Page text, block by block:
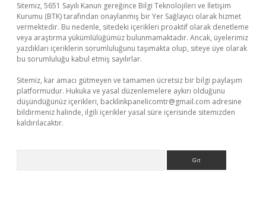
Sitemiz, 5651 Sayılı Kanun gereğince Bilgi Teknolojileri ve İletişim
Kurumu (BTK) tarafından onaylanmış bir Yer Sağlayıcı olarak hizmet
vermektedir. Bu nedenle, sitedeki içerikleri proaktif olarak denetleme
veya araştırma yükümlülüğümüz bulunmamaktadır. Ancak, üyelerimiz
yazdıkları içeriklerin sorumluluğunu taşımakta olup, siteye üye olarak
bu sorumluluğu kabul etmiş sayılırlar.
Sitemiz, kar amacı gütmeyen ve tamamen ücretsiz bir bilgi paylaşım
platformudur. Hukuka ve yasal düzenlemelere aykırı olduğunu
düşündüğünüz içerikleri, backlinkpanelicomtr@gmail.com adresine
bildirmeniz halinde, ilgili içerikler yasal süre içerisinde sitemizden
kaldırılacaktır.